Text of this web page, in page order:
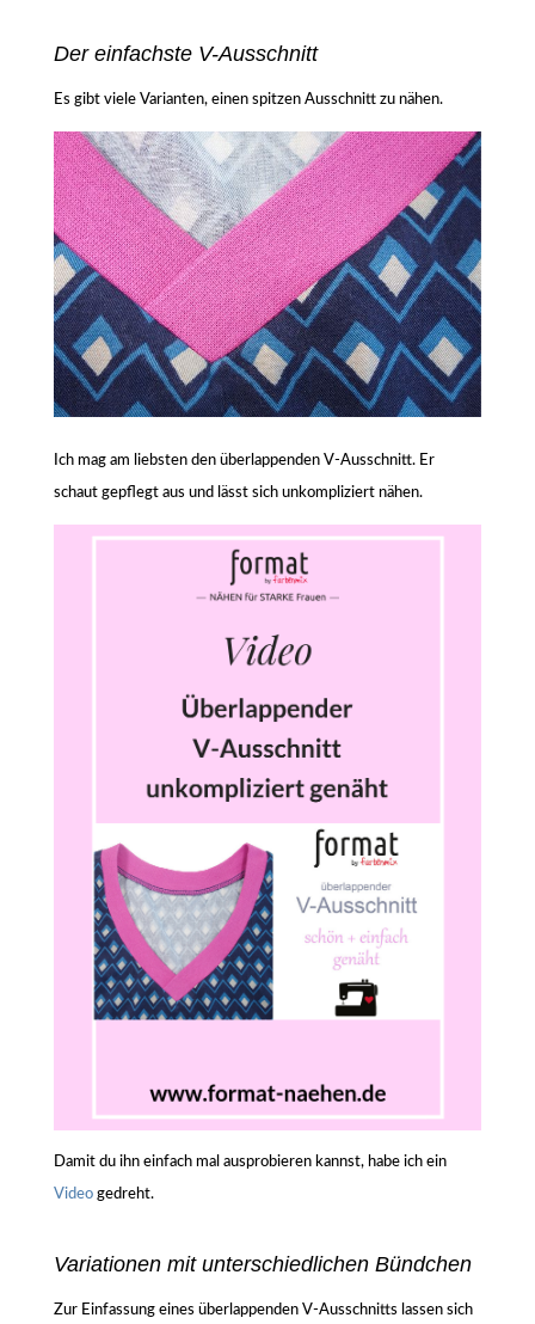
Der einfachste V-Ausschnitt
Es gibt viele Varianten, einen spitzen Ausschnitt zu nähen.
Ich mag am liebsten den überlappenden V-Ausschnitt. Er
schaut gepflegt aus und lässt sich unkompliziert nähen.
Damit du ihn einfach mal ausprobieren kannst, habe ich ein
Videogedreht.
Variationen mit unterschiedlichen Bündchen
Zur Einfassung eines überlappenden V-Ausschnitts lassen sich